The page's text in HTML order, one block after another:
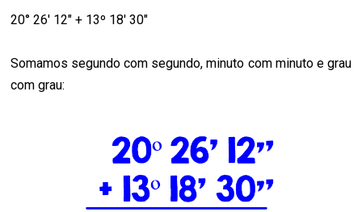
20° 26' 12" + 13º 18' 30"
Somamos segundo com segundo, minuto com minuto e grau
com grau: